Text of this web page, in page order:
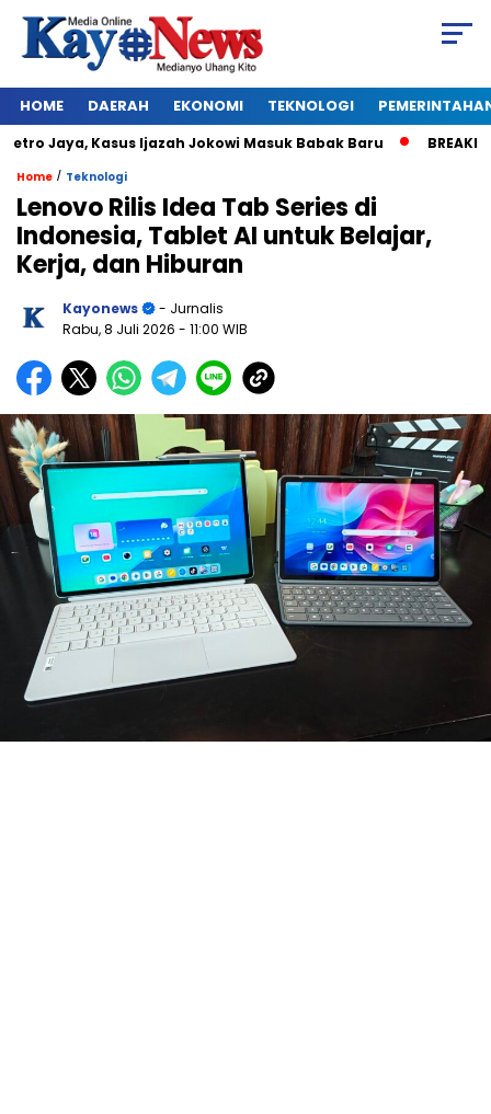
HOME DAERAH EKONOMI TEKNOLOGI
Kasus Ijazah Jokowi Masuk Babak Baru BREAKING
Home / Teknologi
Lenovo Rilis Idea Tab Series di
Indonesia, Tablet AI untuk Belajar,
Kerja, dan Hiburan
Kayonews
- Jurnalis
Rabu, 8 Juli 2026 - 11:00 WIB